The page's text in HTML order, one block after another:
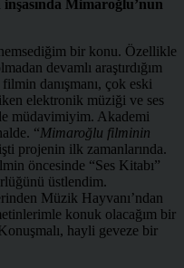
inşasında Mimaroğlu’nun
bir konu. Özellikle
devamlı araştırdığım
danışmanı, çok eski
elektronik müziği ve ses
müdavimiyim. Akademi
“Mimaroğlu filminin
projenin ilk zamanlarında.
öncesinde “Ses Kitabı”
üstlendim.
Müzik Hayvanı’ndan
konuk olacağım bir
hayli geveze bir